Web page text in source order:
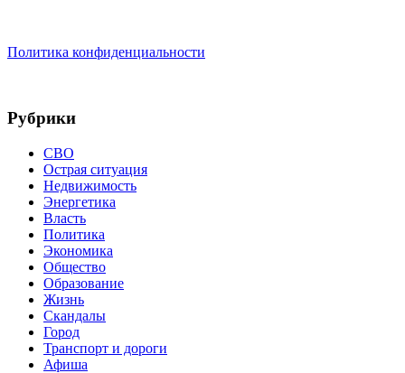
Политика конфиденциальности
Рубрики
СВО
Острая ситуация
Недвижимость
Энергетика
Власть
Политика
Экономика
Общество
Образование
Жизнь
Скандалы
Город
Транспорт и дороги
Афиша